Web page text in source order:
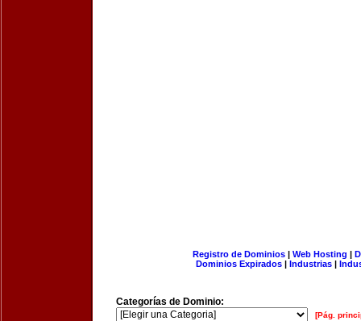
Registro de Dominios| Web Hosting |
Dominios Expirados | Industrias |
Categorías de Dominio:
[Pág.